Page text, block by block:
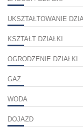
UKSZTAŁTOWANIE
KSZTAŁT DZIAŁKI
OGRODZENIE DZIAŁKI
GAZ
WODA
DOJAZD